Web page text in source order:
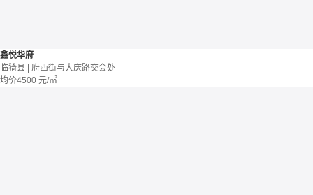
鑫悦华府
临猗县 | 府西街与大庆路交会处
均价4500 元/㎡